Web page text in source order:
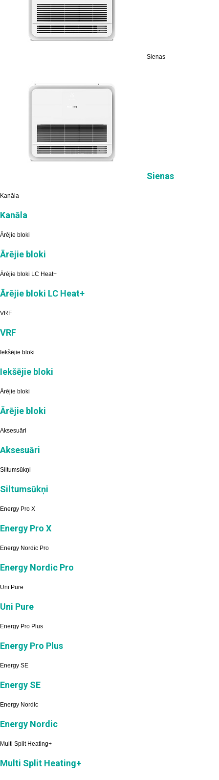
Sienas
Sienas
Kanāla
Kanāla
Ārējie bloki
Ārējie bloki
Ārējie bloki LC Heat+
Ārējie bloki LC Heat+
VRF
VRF
Iekšējie bloki
Iekšējie bloki
Ārējie bloki
Ārējie bloki
Aksesuāri
Aksesuāri
Siltumsūkņi
Siltumsūkņi
Energy Pro X
Energy Pro X
Energy Nordic Pro
Energy Nordic Pro
Uni Pure
Uni Pure
Energy Pro Plus
Energy Pro Plus
Energy SE
Energy SE
Energy Nordic
Energy Nordic
Multi Split Heating+
Multi Split Heating+